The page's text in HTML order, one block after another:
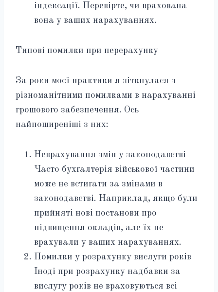
індексації. Перевірте, чи врахована
вона у ваших нарахуваннях.
Типові помилки при перерахунку
За роки моєї практики я зіткнулася з
різноманітними помилками в нарахуванні
грошового забезпечення. Ось
найпоширеніші з них:
Неврахування змін у законодавстві
Часто бухгалтерія військової частини
може не встигати за змінами в
законодавстві. Наприклад, якщо були
прийняті нові постанови про
підвищення окладів, але їх не
врахували у ваших нарахуваннях.
Помилки у розрахунку вислуги років
Іноді при розрахунку надбавки за
вислугу років не враховуються всі